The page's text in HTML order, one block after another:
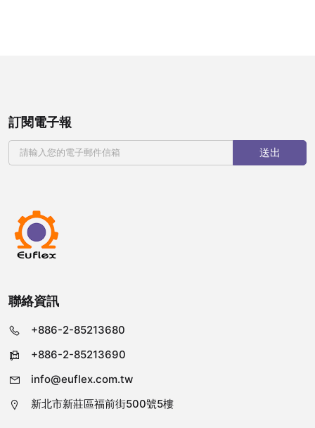
訂閱電子報
送出
聯絡資訊
+886-2-85213680
+886-2-85213690
info@euflex.com.tw
新北市新莊區福前街500號5樓